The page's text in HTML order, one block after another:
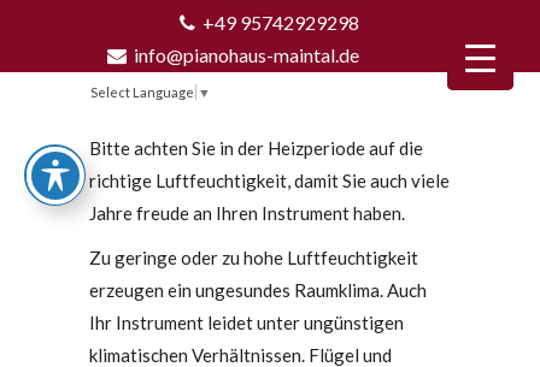
+49 95742929298
info@pianohaus-maintal.de
Select Language ▼
Bitte achten Sie in der Heizperiode auf die
richtige Luftfeuchtigkeit, damit Sie auch viele
Jahre freude an Ihren Instrument haben.
Zu geringe oder zu hohe Luftfeuchtigkeit
erzeugen ein ungesundes Raumklima. Auch
Ihr Instrument leidet unter ungünstigen
klimatischen Verhältnissen. Flügel und